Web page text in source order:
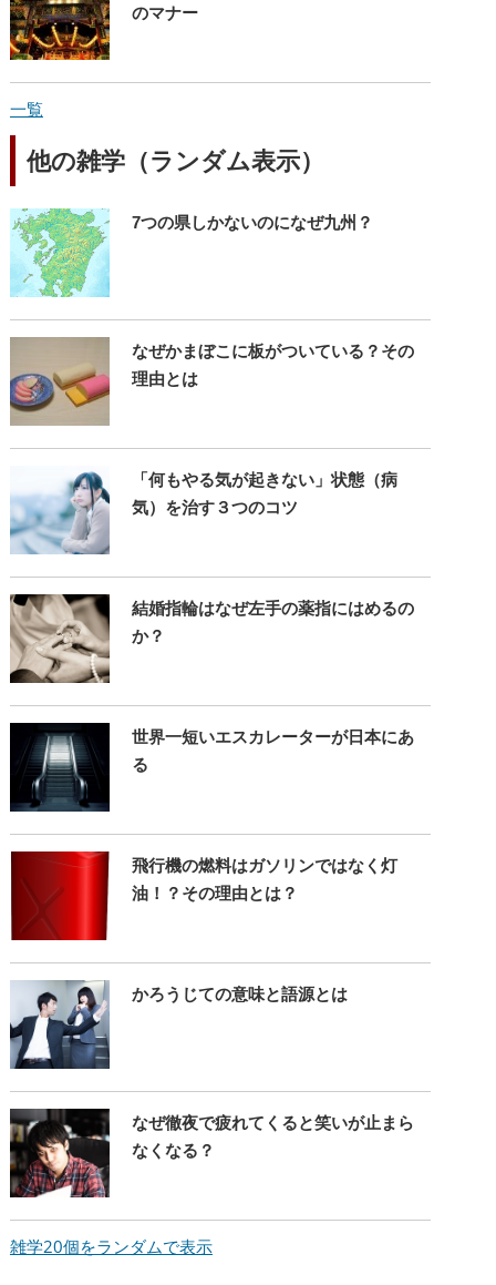
のマナー
一覧
他の雑学（ランダム表示）
7つの県しかないのになぜ九州？
なぜかまぼこに板がついている？その
理由とは
「何もやる気が起きない」状態（病
気）を治す３つのコツ
結婚指輪はなぜ左手の薬指にはめるの
か？
世界一短いエスカレーターが日本にあ
る
飛行機の燃料はガソリンではなく灯
油！？その理由とは？
かろうじての意味と語源とは
なぜ徹夜で疲れてくると笑いが止まら
なくなる？
雑学20個をランダムで表示